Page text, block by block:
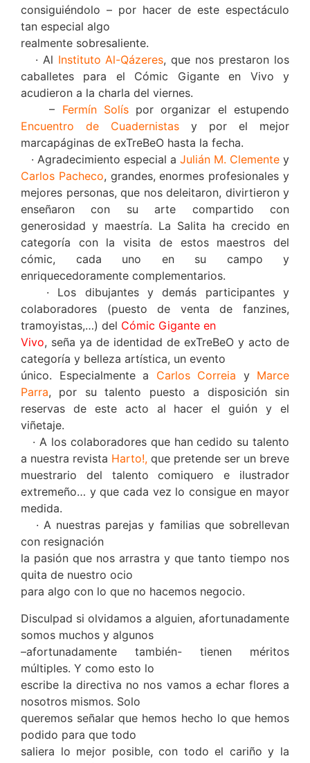
consiguiéndolo – por hacer de este espectáculo
tan especial algo
realmente sobresaliente.
· Al Instituto Al-Qázeres, que nos prestaron los
caballetes para el Cómic Gigante en Vivo y
acudieron a la charla del viernes.
– Fermín Solíspor organizar el estupendo
Encuentro de Cuadernistas y por el mejor
marcapáginas de exTreBeO hasta la fecha.
· Agradecimiento especial a Julián M. Clemente y
Carlos Pacheco, grandes, enormes profesionales y
mejores personas, que nos deleitaron, divirtieron y
enseñaron con su arte compartido con
generosidad y maestría. La Salita ha crecido en
categoría con la visita de estos maestros del
cómic, cada uno en su campo y
enriquecedoramente complementarios.
· Los dibujantes y demás participantes y
colaboradores (puesto de venta de fanzines,
tramoyistas,…) del Cómic Gigante en
Vivo, seña ya de identidad de exTreBeO y acto de
categoría y belleza artística, un evento
único. Especialmente a Carlos Correia y Marce
Parra, por su talento puesto a disposición sin
reservas de este acto al hacer el guión y el
viñetaje.
· A los colaboradores que han cedido su talento
a nuestra revista Harto!, que pretende ser un breve
muestrario del talento comiquero e ilustrador
extremeño… y que cada vez lo consigue en mayor
medida.
· A nuestras parejas y familias que sobrellevan
con resignación
la pasión que nos arrastra y que tanto tiempo nos
quita de nuestro ocio
para algo con lo que no hacemos negocio.
Disculpad si olvidamos a alguien, afortunadamente
somos muchos y algunos
–afortunadamente también- tienen méritos
múltiples. Y como esto lo
escribe la directiva no nos vamos a echar flores a
nosotros mismos. Solo
queremos señalar que hemos hecho lo que hemos
podido para que todo
saliera lo mejor posible, con todo el cariño y la